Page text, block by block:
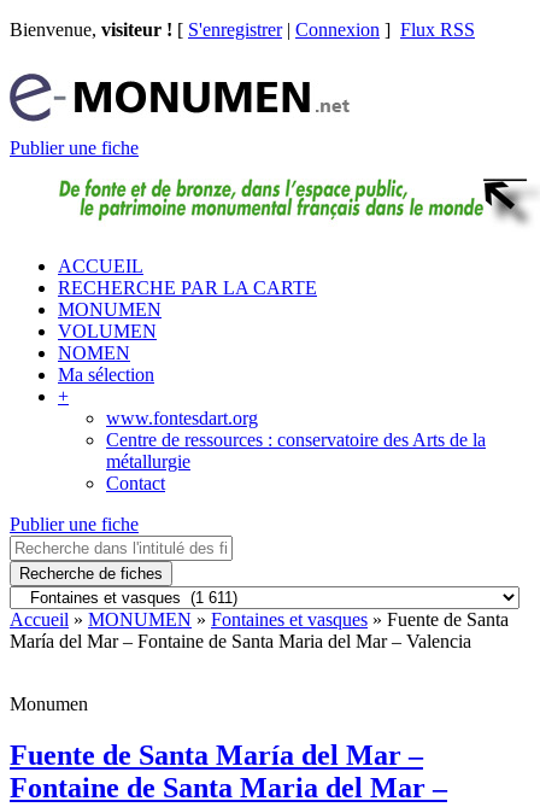
Bienvenue, visiteur ! [ S'enregistrer| Connexion ] Flux RSS
Publier une fiche
ACCUEIL
RECHERCHE PAR LA CARTE
MONUMEN
VOLUMEN
NOMEN
Ma sélection
+
www.fontesdart.org
Centre de ressources : conservatoire des Arts de la
métallurgie
Contact
Publier une fiche
Recherche de fiches
Accueil » MONUMEN » Fontaines et vasques » Fuente de Santa
María del Mar – Fontaine de Santa Maria del Mar – Valencia
Monumen
Fuente de Santa María del Mar –
Fontaine de Santa Maria del Mar –